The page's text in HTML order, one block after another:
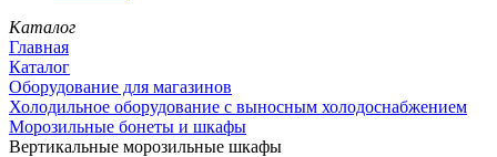
Каталог
Главная
Каталог
Оборудование для магазинов
Холодильное оборудование с выносным холодоснабжением
Морозильные бонеты и шкафы
Вертикальные морозильные шкафы